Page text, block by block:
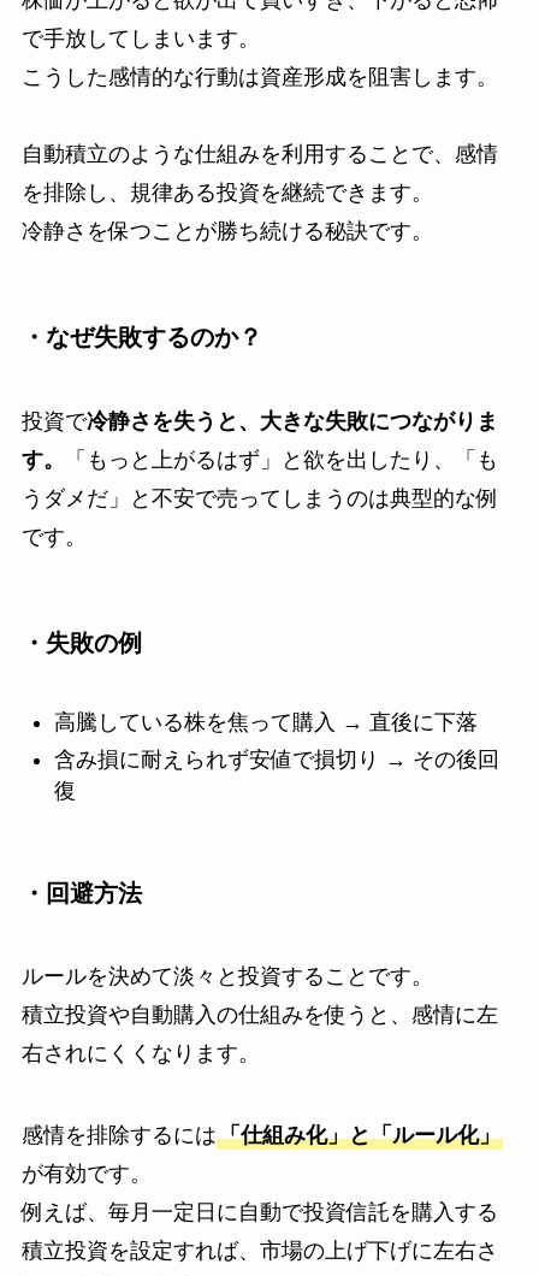
で手放してしまいます。
こうした感情的な行動は資産形成を阻害します。
自動積立のような仕組みを利用することで、感情
を排除し、規律ある投資を継続できます。
冷静さを保つことが勝ち続ける秘訣です。
・なぜ失敗するのか？
投資で冷静さを失うと、大きな失敗につながりま
す。
「もっと上がるはず」と欲を出したり、「も
うダメだ」と不安で売ってしまうのは典型的な例
です。
・失敗の例
高騰している株を焦って購入 → 直後に下落
含み損に耐えられず安値で損切り → その後回
復
・回避方法
ルールを決めて淡々と投資することです。
積立投資や自動購入の仕組みを使うと、感情に左
右されにくくなります。
感情を排除するには「仕組み化」と「ルール化」
が有効です。
例えば、毎月一定日に自動で投資信託を購入する
積立投資を設定すれば、市場の上げ下げに左右さ